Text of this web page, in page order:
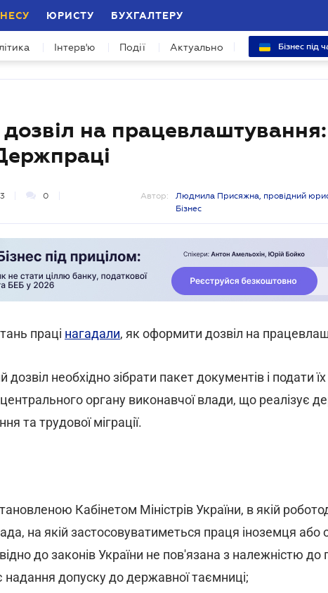
ЮРИСТУ БУХГАЛТЕРУ
Інтерв'ю Події Актуально Бізнес під
на працевлаштування:
0 Автор:
Людмила Присяжна, провідний
Бізнес
праці нагадали, як оформити дозвіл на
необхідно зібрати пакет документів і подати
органу виконавчої влади, що реалізує
та трудової міграції.
Кабінетом Міністрів України, в якій
на якій застосовуватиметься праця іноземця або
до законів України не пов'язана з належністю до
надання допуску до державної таємниці;